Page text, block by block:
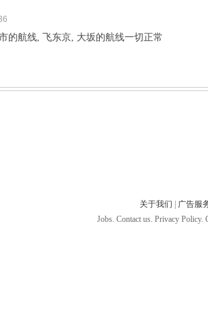
的航线, 飞东京, 大坂的航线一切正常
关于我们
广告服
Jobs. Contact us. Privacy